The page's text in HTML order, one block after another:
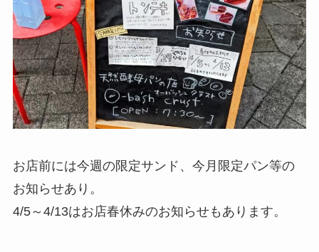
お店前には今週の限定サンド、今月限定パン等の
お知らせあり。
4/5～4/13はお店春休みのお知らせもあります。